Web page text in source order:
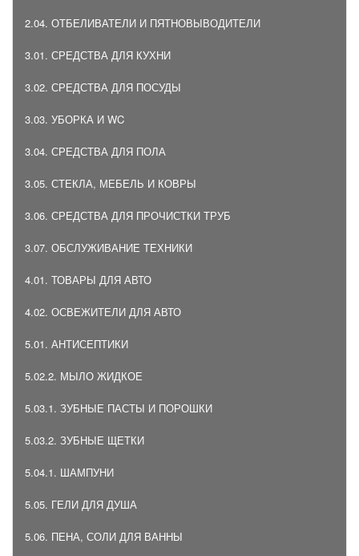
2.04. ОТБЕЛИВАТЕЛИ И ПЯТНОВЫВОДИТЕЛИ
3.01. СРЕДСТВА ДЛЯ КУХНИ
3.02. СРЕДСТВА ДЛЯ ПОСУДЫ
3.03. УБОРКА И WC
3.04. СРЕДСТВА ДЛЯ ПОЛА
3.05. СТЕКЛА, МЕБЕЛЬ И КОВРЫ
3.06. СРЕДСТВА ДЛЯ ПРОЧИСТКИ ТРУБ
3.07. ОБСЛУЖИВАНИЕ ТЕХНИКИ
4.01. ТОВАРЫ ДЛЯ АВТО
4.02. ОСВЕЖИТЕЛИ ДЛЯ АВТО
5.01. АНТИСЕПТИКИ
5.02.2. МЫЛО ЖИДКОЕ
5.03.1. ЗУБНЫЕ ПАСТЫ И ПОРОШКИ
5.03.2. ЗУБНЫЕ ЩЕТКИ
5.04.1. ШАМПУНИ
5.05. ГЕЛИ ДЛЯ ДУША
5.06. ПЕНА, СОЛИ ДЛЯ ВАННЫ